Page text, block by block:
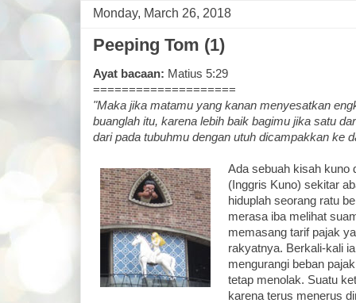
Monday, March 26, 2018
Peeping Tom (1)
Ayat bacaan: Matius 5:29
====================
"Maka jika matamu yang kanan menyesatkan
buanglah itu, karena lebih baik bagimu jika satu
dari pada tubuhmu dengan utuh dicampakkan ke
Ada sebuah kisah kuno
(Inggris Kuno) sekitar
hiduplah seorang ratu
merasa iba melihat
memasang tarif pajak
rakyatnya. Berkali-kali
mengurangi beban
tetap menolak. Suatu
karena terus menerus